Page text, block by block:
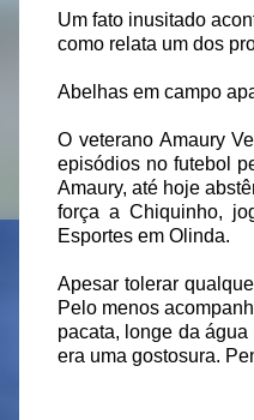
Um fato inusitado
como relata um dos
Abelhas em campo
O veterano Amaury
episódios no futebol
Amaury, até hoje
força a Chiquinho,
Esportes em Olinda.
Apesar tolerar
Pelo menos
pacata, longe da
era uma gostosura.